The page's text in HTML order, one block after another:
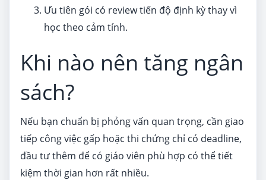
Ưu tiên gói có review tiến độ định kỳ thay vì
học theo cảm tính.
Khi nào nên tăng ngân
sách?
Nếu bạn chuẩn bị phỏng vấn quan trọng, cần giao
tiếp công việc gấp hoặc thi chứng chỉ có deadline,
đầu tư thêm để có giáo viên phù hợp có thể tiết
kiệm thời gian hơn rất nhiều.